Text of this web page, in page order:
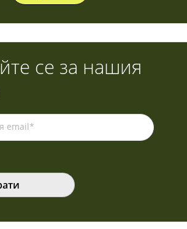
се за нашия